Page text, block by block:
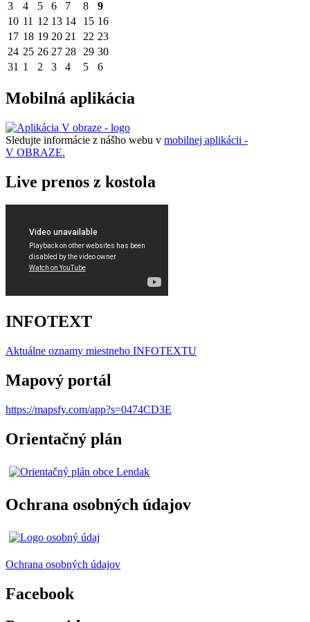
3 4 5 6 7 8
9
10 11 12 13 14 15 16
17 18 19 20 21 22 23
24 25 26 27 28 29 30
31 1 2 3 4 5 6
Mobilná aplikácia
Sledujte informácie z nášho webu v mobilnej aplikácii -
V OBRAZE.
Live prenos z kostola
INFOTEXT
Aktuálne oznamy miestneho INFOTEXTU
Mapový portál
https://mapsfy.com/app?s=0474CD3E
Orientačný plán
Ochrana osobných údajov
Ochrana osobných údajov
Facebook